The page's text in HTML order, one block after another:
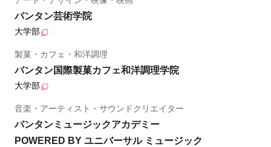
バンタン芸術学院
大学部
製菓・カフェ・和洋調理
バンタン国際製菓カフェ和洋調理学院
大学部
音楽・アーティスト・サウンドクリエイター
バンタンミュージックアカデミー
POWERED BY ユニバーサル ミュージック